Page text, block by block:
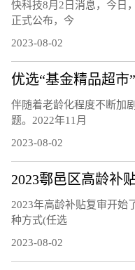
快科技8月2日消息，今日
正式公布，今
2023-08-02
伴随着老龄化程度不断加
题。2022年11月
2023-08-02
2023鄠邑区高龄补
2023年高龄补贴复审开始
种方式(任选
2023-08-02